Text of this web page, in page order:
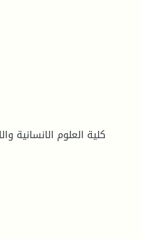
كلية العلوم الانسانية